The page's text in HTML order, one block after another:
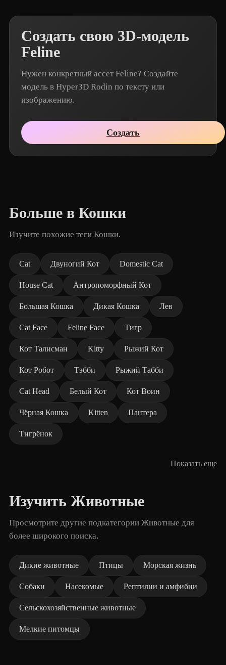
Создать свою 3D-модель
Feline
Нужен конкретный ассет Feline? Создайте
модель в Hyper3D Rodin по тексту или
изображению.
Создать
Больше в Кошки
Изучите похожие теги Кошки.
Cat Двуногий Кот Domestic Cat
House Cat Антропоморфный Кот
Большая Кошка Дикая Кошка Лев
Cat Face Feline Face Тигр
Кот Талисман Kitty Рыжий Кот
Кот Робот Тэбби Рыжий Табби
Cat Head Белый Кот Кот Воин
Чёрная Кошка Kitten Пантера
Тигрёнок
Показать еще
Изучить Животные
Просмотрите другие подкатегории Животные для
более широкого поиска.
Дикие животные Птицы Морская жизнь
Собаки Насекомые Рептилии и амфибии
Сельскохозяйственные животные
Мелкие питомцы